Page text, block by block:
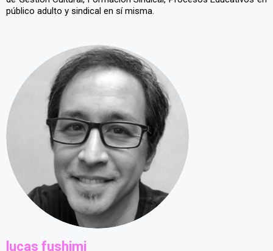
público adulto y sindical en sí misma.
lucas fushimi